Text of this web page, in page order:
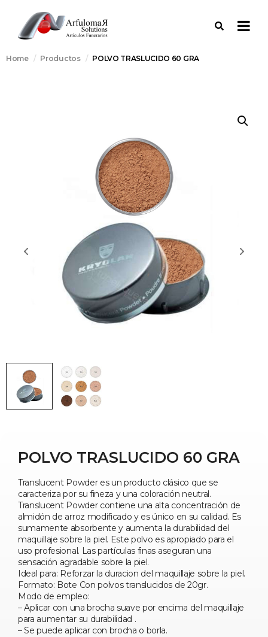
Home Productos POLVO TRASLUCIDO 60 GRA
POLVO TRASLUCIDO 60 GRA
Translucent Powder es un producto clásico que se
caracteriza por su fineza y una coloración neutral.
Translucent Powder contiene una alta concentración de
almidón de arroz modificado y es único en su calidad. Es
sumamente absorbente y aumenta la durabilidad del
maquillaje sobre la piel. Este polvo es apropiado para el
uso profesional. Las partículas finas aseguran una
sensación agradable sobre la piel.
Ideal para: Reforzar la duracion del maquillaje sobre la piel.
Formato: Bote Con polvos translucidos de 20gr.
Modo de empleo:
– Aplicar con una brocha suave por encima del maquillaje
para aumentar su durabilidad .
– Se puede aplicar con brocha o borla.